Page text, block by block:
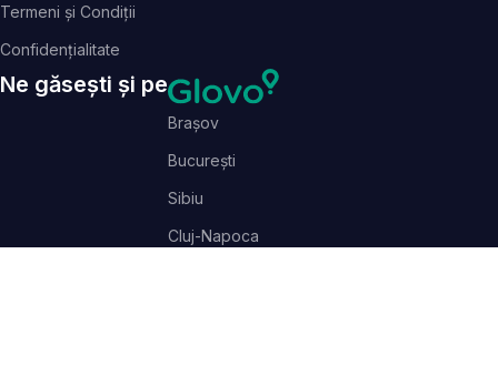
Termeni și Condiții
Confidențialitate
Ne găsești și pe
Brașov
București
Sibiu
Cluj-Napoca